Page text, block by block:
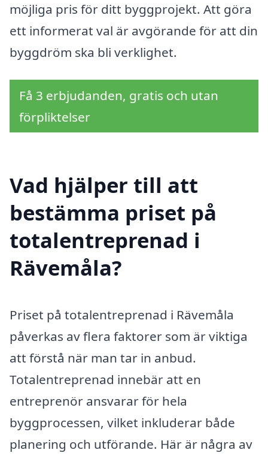
möjliga pris för ditt byggprojekt. Att göra
ett informerat val är avgörande för att din
byggdröm ska bli verklighet.
Få 3 erbjudanden, gratis och utan
förpliktelser
Vad hjälper till att
bestämma priset på
totalentreprenad i
Rävemåla?
Priset på totalentreprenad i Rävemåla
påverkas av flera faktorer som är viktiga
att förstå när man tar in anbud.
Totalentreprenad innebär att en
entreprenör ansvarar för hela
byggprocessen, vilket inkluderar både
planering och utförande. Här är några av